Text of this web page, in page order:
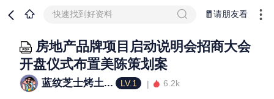
快速找到好资料 🧧请朋友看
房地产品牌项目启动说明会招商大会
开盘仪式布置美陈策划案
蓝纹芝士烤土... LV.1 6.2k